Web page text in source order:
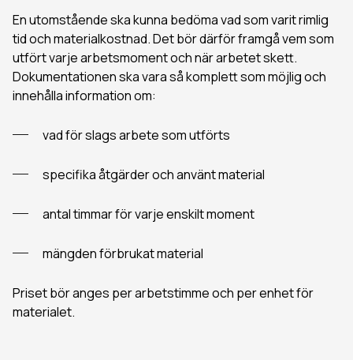
En utomstående ska kunna bedöma vad som varit rimlig
tid och materialkostnad. Det bör därför framgå vem som
utfört varje arbetsmoment och när arbetet skett.
Dokumentationen ska vara så komplett som möjlig och
innehålla information om:
vad för slags arbete som utförts
specifika åtgärder och använt material
antal timmar för varje enskilt moment
mängden förbrukat material
Priset bör anges per arbetstimme och per enhet för
materialet.